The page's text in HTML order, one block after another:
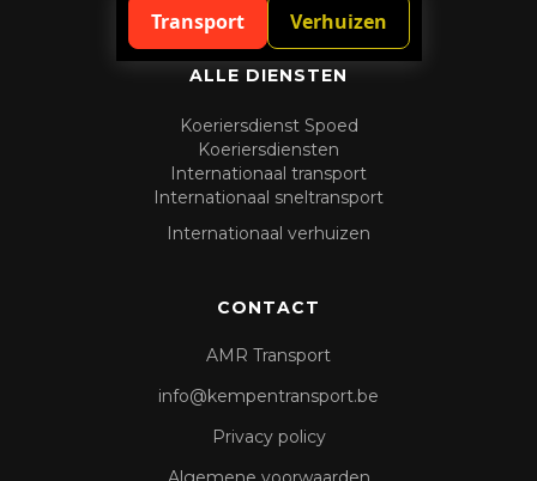
ALLE DIENSTEN
Koeriersdienst Spoed
Koeriersdiensten
Internationaal transport
Internationaal sneltransport
Internationaal verhuizen
CONTACT
AMR Transport
info@kempentransport.be
Privacy policy
Transport Verhuizen